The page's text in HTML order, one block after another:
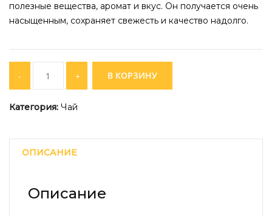
полезные вещества, аромат и вкус. Он получается очень
насыщенным, сохраняет свежесть и качество надолго.
В КОРЗИНУ
Категория: Чай
ОПИСАНИЕ
Описание